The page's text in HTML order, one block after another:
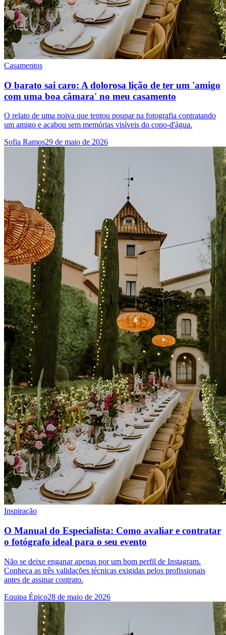
Casamentos
O barato sai caro: A dolorosa lição de ter um 'amigo
com uma boa câmara' no meu casamento
O relato de uma noiva que tentou poupar na fotografia contratando
um amigo e acabou sem memórias visíveis do copo-d'água.
Sofia Ramos29 de maio de 2026
Inspiração
O Manual do Especialista: Como avaliar e contratar
o fotógrafo ideal para o seu evento
Não se deixe enganar apenas por um bom perfil de Instagram.
Conheça as três validações técnicas exigidas pelos profissionais
antes de assinar contrato.
Equipa Épico28 de maio de 2026